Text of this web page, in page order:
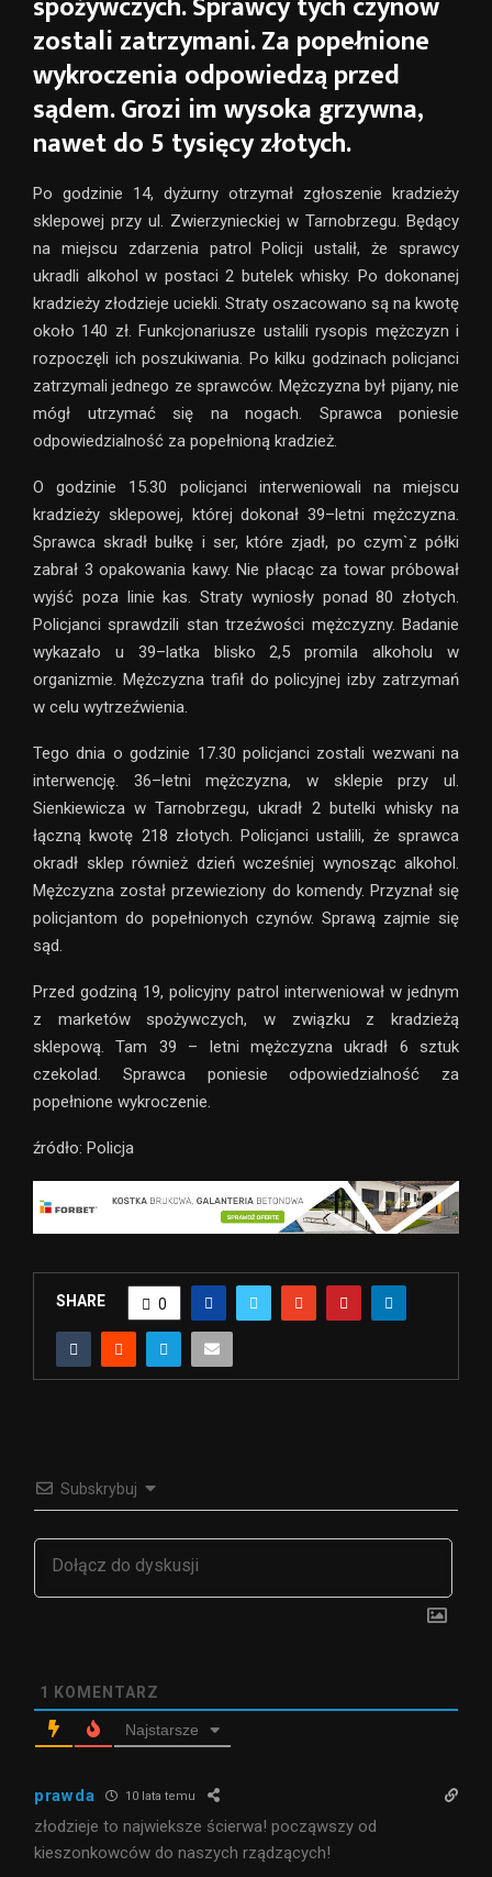
zostali zatrzymani. Za popełnione
wykroczenia odpowiedzą przed
sądem. Grozi im wysoka grzywna,
nawet do 5 tysięcy złotych.
Po godzinie 14, dyżurny otrzymał zgłoszenie kradzieży
sklepowej przy ul. Zwierzynieckiej w Tarnobrzegu. Będący
na miejscu zdarzenia patrol Policji ustalił, że sprawcy
ukradli alkohol w postaci 2 butelek whisky. Po dokonanej
kradzieży złodzieje uciekli. Straty oszacowano są na kwotę
około 140 zł. Funkcjonariusze ustalili rysopis mężczyzn i
rozpoczęli ich poszukiwania. Po kilku godzinach policjanci
zatrzymali jednego ze sprawców. Mężczyzna był pijany, nie
mógł utrzymać się na nogach. Sprawca poniesie
odpowiedzialność za popełnioną kradzież.
O godzinie 15.30 policjanci interweniowali na miejscu
kradzieży sklepowej, której dokonał 39–letni mężczyzna.
Sprawca skradł bułkę i ser, które zjadł, po czym`z półki
zabrał 3 opakowania kawy. Nie płacąc za towar próbował
wyjść poza linie kas. Straty wyniosły ponad 80 złotych.
Policjanci sprawdzili stan trzeźwości mężczyzny. Badanie
wykazało u 39–latka blisko 2,5 promila alkoholu w
organizmie. Mężczyzna trafił do policyjnej izby zatrzymań
w celu wytrzeźwienia.
Tego dnia o godzinie 17.30 policjanci zostali wezwani na
interwencję. 36–letni mężczyzna, w sklepie przy ul.
Sienkiewicza w Tarnobrzegu, ukradł 2 butelki whisky na
łączną kwotę 218 złotych. Policjanci ustalili, że sprawca
okradł sklep również dzień wcześniej wynosząc alkohol.
Mężczyzna został przewieziony do komendy. Przyznał się
policjantom do popełnionych czynów. Sprawą zajmie się
sąd.
Przed godziną 19, policyjny patrol interweniował w jednym
z marketów spożywczych, w związku z kradzieżą
sklepową. Tam 39 – letni mężczyzna ukradł 6 sztuk
czekolad. Sprawca poniesie odpowiedzialność za
popełnione wykroczenie.
źródło: Policja
SHARE 0
Subskrybuj
1 KOMENTARZ
Najstarsze
prawda 10 lata temu
złodzieje to najwieksze ścierwa! począwszy od
kieszonkowców do naszych rządzących!